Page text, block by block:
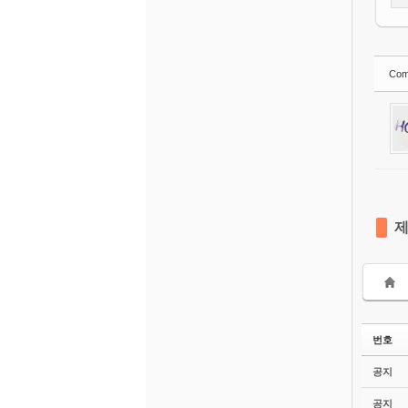
번호
공지
공지